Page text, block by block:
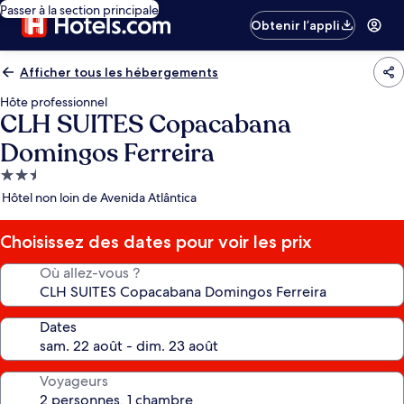
Passer à la section principale
Obtenir l’appli
Afficher tous les hébergements
Hôte professionnel
CLH SUITES Copacabana
Domingos Ferreira
Hébergement
2.5 étoiles
Hôtel non loin de Avenida Atlântica
Choisissez des dates pour voir les prix
Où allez-vous ?
Dates
Voyageurs